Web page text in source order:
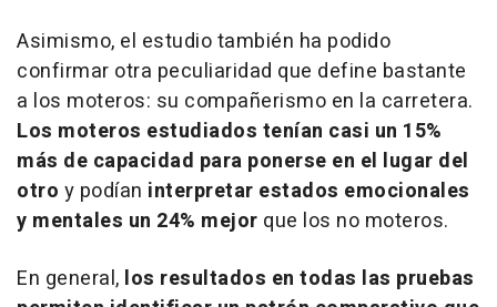
Asimismo, el estudio también ha podido
confirmar otra peculiaridad que define bastante
a los moteros: su compañerismo en la carretera.
Los moteros estudiados tenían casi un 15%
más de capacidad para ponerse en el lugar del
otro y podían interpretar estados emocionales
y mentales un 24% mejor que los no moteros.
En general, los resultados en todas las pruebas